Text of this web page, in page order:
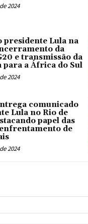
2024
presidente Lula na
da
e transmissão da
para a África do Sul
2024
comunicado
Lula no Rio de
papel das
de
2024